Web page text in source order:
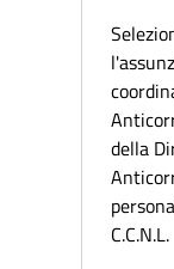
della
C.C.N.L.